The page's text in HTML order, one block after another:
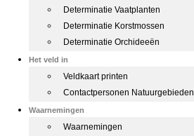
Determinatie Vaatplanten
Determinatie Korstmossen
Determinatie Orchideeën
Het veld in
Veldkaart printen
Contactpersonen Natuurgebieden
Waarnemingen
Waarnemingen